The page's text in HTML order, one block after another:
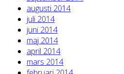
augusti 2014
juli 2014
juni 2014
maj 2014
april 2014
mars 2014